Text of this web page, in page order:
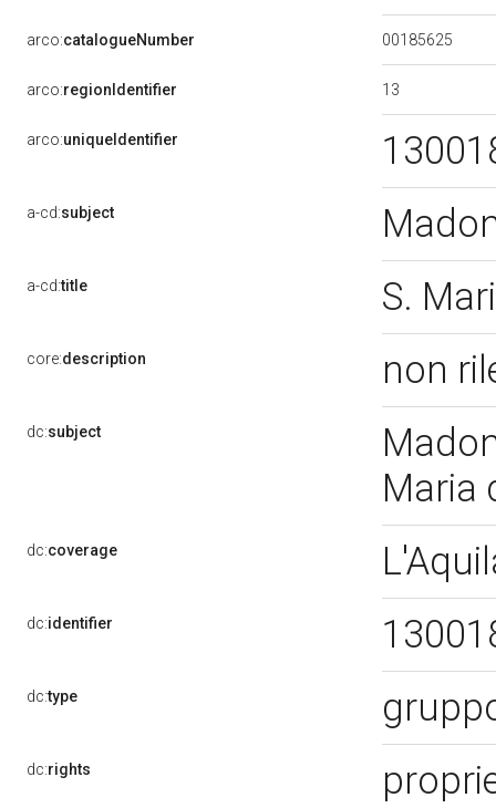
arco:catalogueNumber 00185625
arco:regionIdentifier 13
arco:uniqueIdentifier
a-cd:subject
a-cd:title S.
core:description non
dc:subject
Maria
dc:coverage
dc:identifier
dc:type
dc:rights